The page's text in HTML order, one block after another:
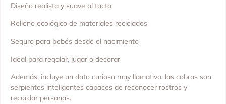
Diseño realista y suave al tacto
Relleno ecológico de materiales reciclados
Seguro para bebés desde el nacimiento
Ideal para regalar, jugar o decorar
Además, incluye un dato curioso muy llamativo: las cobras son
serpientes inteligentes capaces de reconocer rostros y
recordar personas.